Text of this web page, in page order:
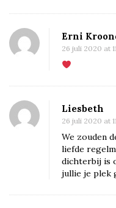
u
d
8
:
t
i
n
Erni
26 juli 2020 at
Liesbeth
26 juli 2020 at
We zouden
liefde
dichterbij is
jullie je plek